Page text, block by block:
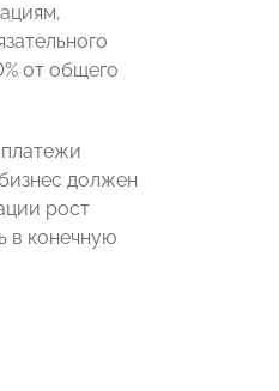
от общего
должен
рост
в конечную